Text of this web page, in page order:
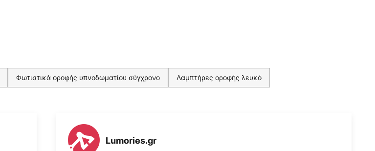
Φωτιστικά οροφής υπνοδωματίου σύγχρονο Λαμπτήρες οροφής λευκό
Lumories.gr